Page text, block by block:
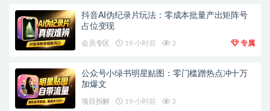
抖音AI伪纪录片玩法：零成本批量产出矩阵号
占位变现
会员专区 19 小时前 3 专属
公众号小绿书明星贴图：零门槛蹭热点冲十万
加爆文
项目拆解 19 小时前 3